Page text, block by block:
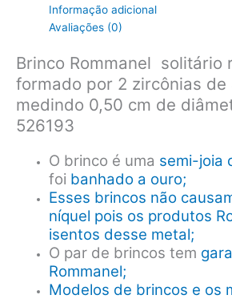
diâmetro
Cód
526193
quantidade
Informação adicional
Avaliações (0)
Brinco Rommanel solitário
formado por 2 zircônias de
medindo 0,50 cm de
526193
O brinco é uma semi-joia
foi banhado a ouro;
Esses brincos não
níquel pois os produtos
isentos desse metal;
O par de brincos tem
Rommanel;
Modelos de brincos e os